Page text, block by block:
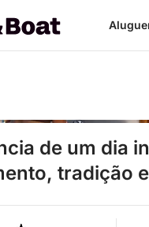
de um dia
tradição